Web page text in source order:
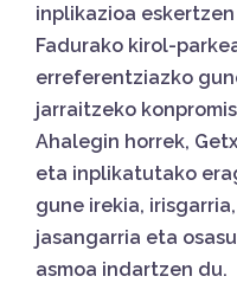
inplikazioa
Fadurako kirol-
erreferentziazko
jarraitzeko
Ahalegin horrek,
eta inplikatutako
gune irekia,
jasangarria eta
asmoa indartzen du.